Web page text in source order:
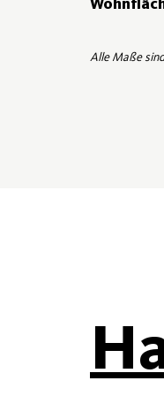
Alle Maße